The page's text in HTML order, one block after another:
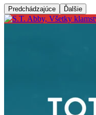
Predchádzajúce Ďalšie